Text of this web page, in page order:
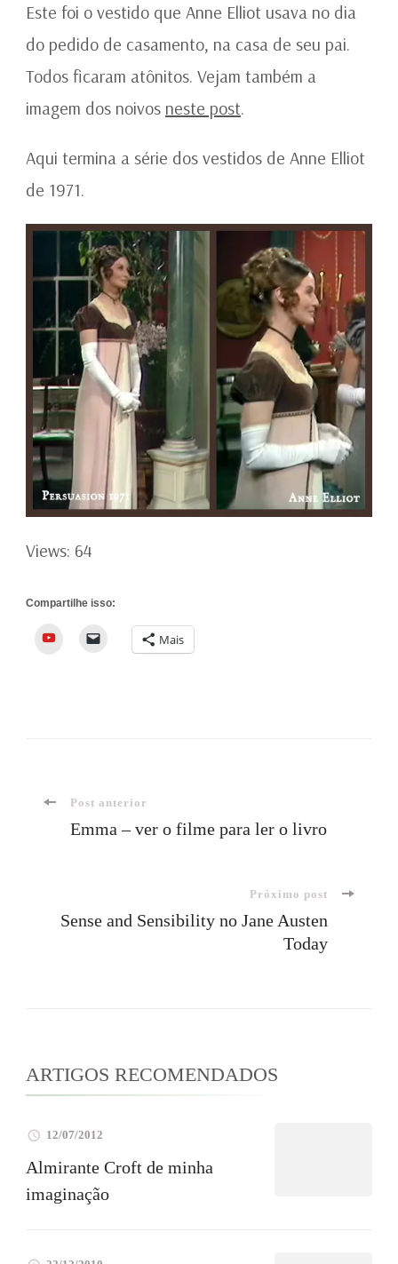
Este foi o vestido que Anne Elliot usava no dia
do pedido de casamento, na casa de seu pai.
Todos ficaram atônitos. Vejam também a
imagem dos noivos neste post.
Aqui termina a série dos vestidos de Anne Elliot
de 1971.
Views: 64
Compartilhe isso:
YouTube Mais
Navegação
post
Post anterior
Emma – ver o filme para ler o livro
Próximo post
Sense and Sensibility no Jane Austen
Today
ARTIGOS RECOMENDADOS
12/07/2012
Almirante Croft de minha
imaginação